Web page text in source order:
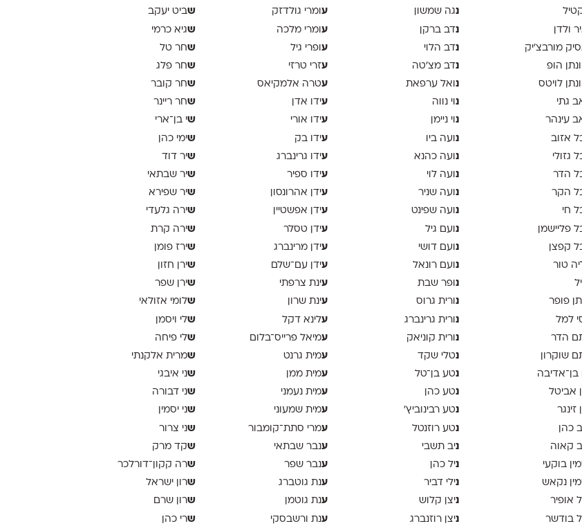
ולדן
מורבצ'יק
הופ
לויטס
גתי
עינהר
אזוב
גזולי
הדר
הקר
חי
פליישמן
קפצן
טור
פופר
למל
הדר
שוקרון
בן־אדיבה
אביטל
זינגר
כהן
קאוה
בוקעי
נקאש
אופיר
בודשר
נגה שמשון
נדב ברקן
נדב הלוי
נדב מצ׳טה
נ ואל ערפאת
נ וי נווה
נ וי ניימן
נ ועה ביו
נ ועה כהנא
נ ועה לוי
נ ועה שניר
נ ועה שפינט
נ ועם גיל
נ ועם דושי
נ ועם רונאל
נ ופר שבת
נ ורית גרוס
נ ורית גרינברג
נ ורית קוניאק
נטלי שקד
נטע בן־טל
נטע כהן
נטע רבינוביץ׳
נטע רוזנטל
ניב תשבי
ניל כהן
נילי דביר
ניצן קלוש
ניצן רוזנברג
ע ומרי גולדזק
ע ומרי מלכה
ע ופרי גיל
עזרי טרזי
עטרה אלמקיאס
עידו אדן
עידו אורי
עידו בק
עידו גרינברג
עידו ספיר
עידן אהרונסון
עידן אפשטיין
עידן טסלר
עידן מרינברג
עידן עם־שלם
עינת צרפתי
עינת שרון
עלינא דקל
עמיאל פרייס־בלום
עמית גרנט
עמית ממן
עמית נעמני
עמית שמעוני
עמרי סתת־קומבור
ענבר שבתאי
ענבר שפר
ענת גוטברג
ענת גוטמן
ענת ורשבסקי
שביט יעקב
שגיא כרמי
שחר טל
שחר פלג
שחר קובר
שחר ריינר
שי בן־ארי
שימי כהן
שיר דוד
שיר שבתאי
שיר שפירא
שירה גלעדי
שירה קרת
שירז פומן
שירן חזון
שירן שפר
שלומי אזולאי
שלי ויסמן
שלי פיחה
שמרית אלקנתי
שני איבגי
שני דבורה
שני יסמין
שני צרור
שקד מרק
שרה קקון־דורלכר
שרון ישראל
שרון שרם
שרי כהן